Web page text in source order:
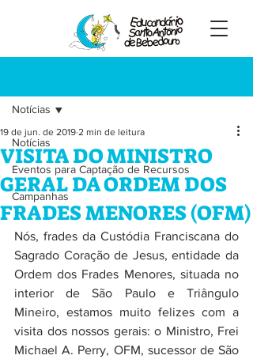
Notícias
Eventos para Captação de Recursos
Campanhas
Notícias
VISITA DO MINISTRO
GERAL DA ORDEM DOS
FRADES MENORES (OFM)
19 de jun. de 2019 2 min de leitura
Nós, frades da Custódia Franciscana do
Sagrado Coração de Jesus, entidade da
Ordem dos Frades Menores, situada no
interior de São Paulo e Triângulo
Mineiro, estamos muito felizes com a
visita dos nossos gerais: o Ministro, Frei
Michael A. Perry, OFM, sucessor de São